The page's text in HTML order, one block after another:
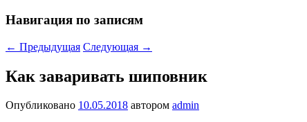
Навигация по записям
← Предыдущая Следующая →
Как заваривать шиповник
Опубликовано 10.05.2018 автором admin